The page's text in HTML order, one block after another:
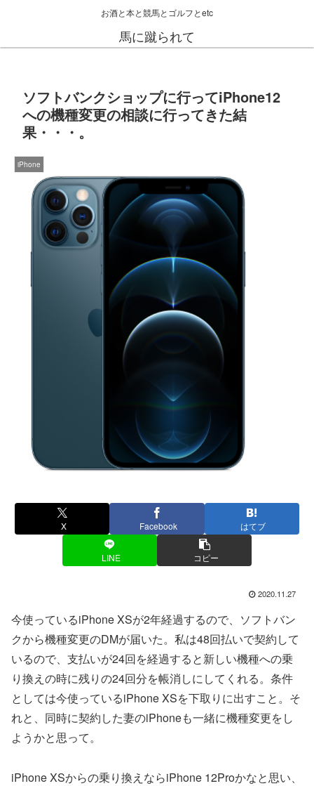
お酒と本と競馬とゴルフとetc
馬に蹴られて
ソフトバンクショップに行ってiPhone12
への機種変更の相談に行ってきた結
果・・・。
iPhone
X Facebook はてブ
LINE コピー
2020.11.27
今使っているiPhone XSが2年経過するので、ソフトバン
クから機種変更のDMが届いた。私は48回払いで契約して
いるので、支払いが24回を経過すると新しい機種への乗
り換えの時に残りの24回分を帳消しにしてくれる。条件
としては今使っているiPhone XSを下取りに出すこと。そ
れと、同時に契約した妻のiPhoneも一緒に機種変更をし
ようかと思って。
iPhone XSからの乗り換えならiPhone 12Proかなと思い、